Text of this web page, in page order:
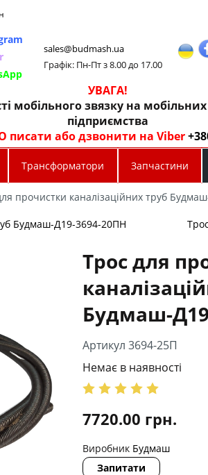
sales@budmash.ua
Графік: Пн-Пт з 8.00 до 17.00
УВАГА!
мобільного звязку на
підприємства
або дзвонити на Viber
Трансформатори Запчастини
прочистки каналізаційних труб
Будмаш-Д19-3694-20ПН
Трос для
Будмаш-
Артикул 3694-25П
Немає в наявності
7720.00 грн.
Виробник Будмаш
Запитати